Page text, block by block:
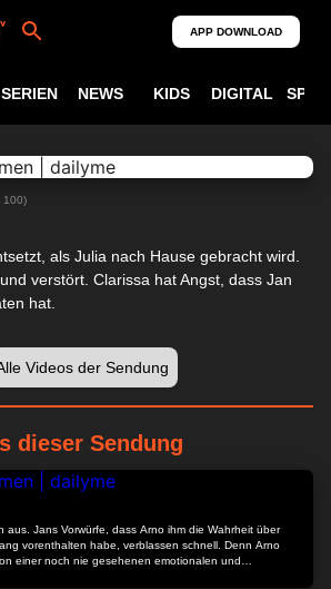
APP DOWNLOAD
SERIEN NEWS KIDS DIGITAL
100)
als Julia nach Hause gebracht wird.
verstört. Clarissa hat Angst, dass Jan
hat.
Videos der Sendung
dieser Sendung
aus. Jans Vorwürfe, dass Arno ihm die Wahrheit über
vorenthalten habe, verblassen schnell. Denn Arno
einer noch nie gesehenen emotionalen und